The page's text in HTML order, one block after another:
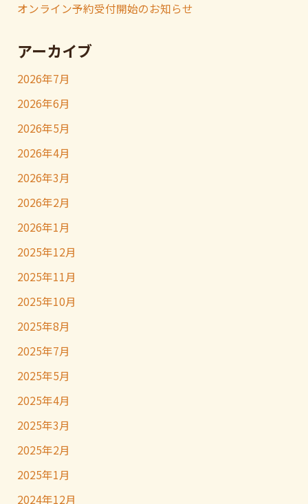
オンライン予約受付開始のお知らせ
アーカイブ
2026年7月
2026年6月
2026年5月
2026年4月
2026年3月
2026年2月
2026年1月
2025年12月
2025年11月
2025年10月
2025年8月
2025年7月
2025年5月
2025年4月
2025年3月
2025年2月
2025年1月
2024年12月